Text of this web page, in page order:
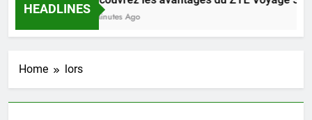
HEADLINES
2 Minutes Ago
Home lors